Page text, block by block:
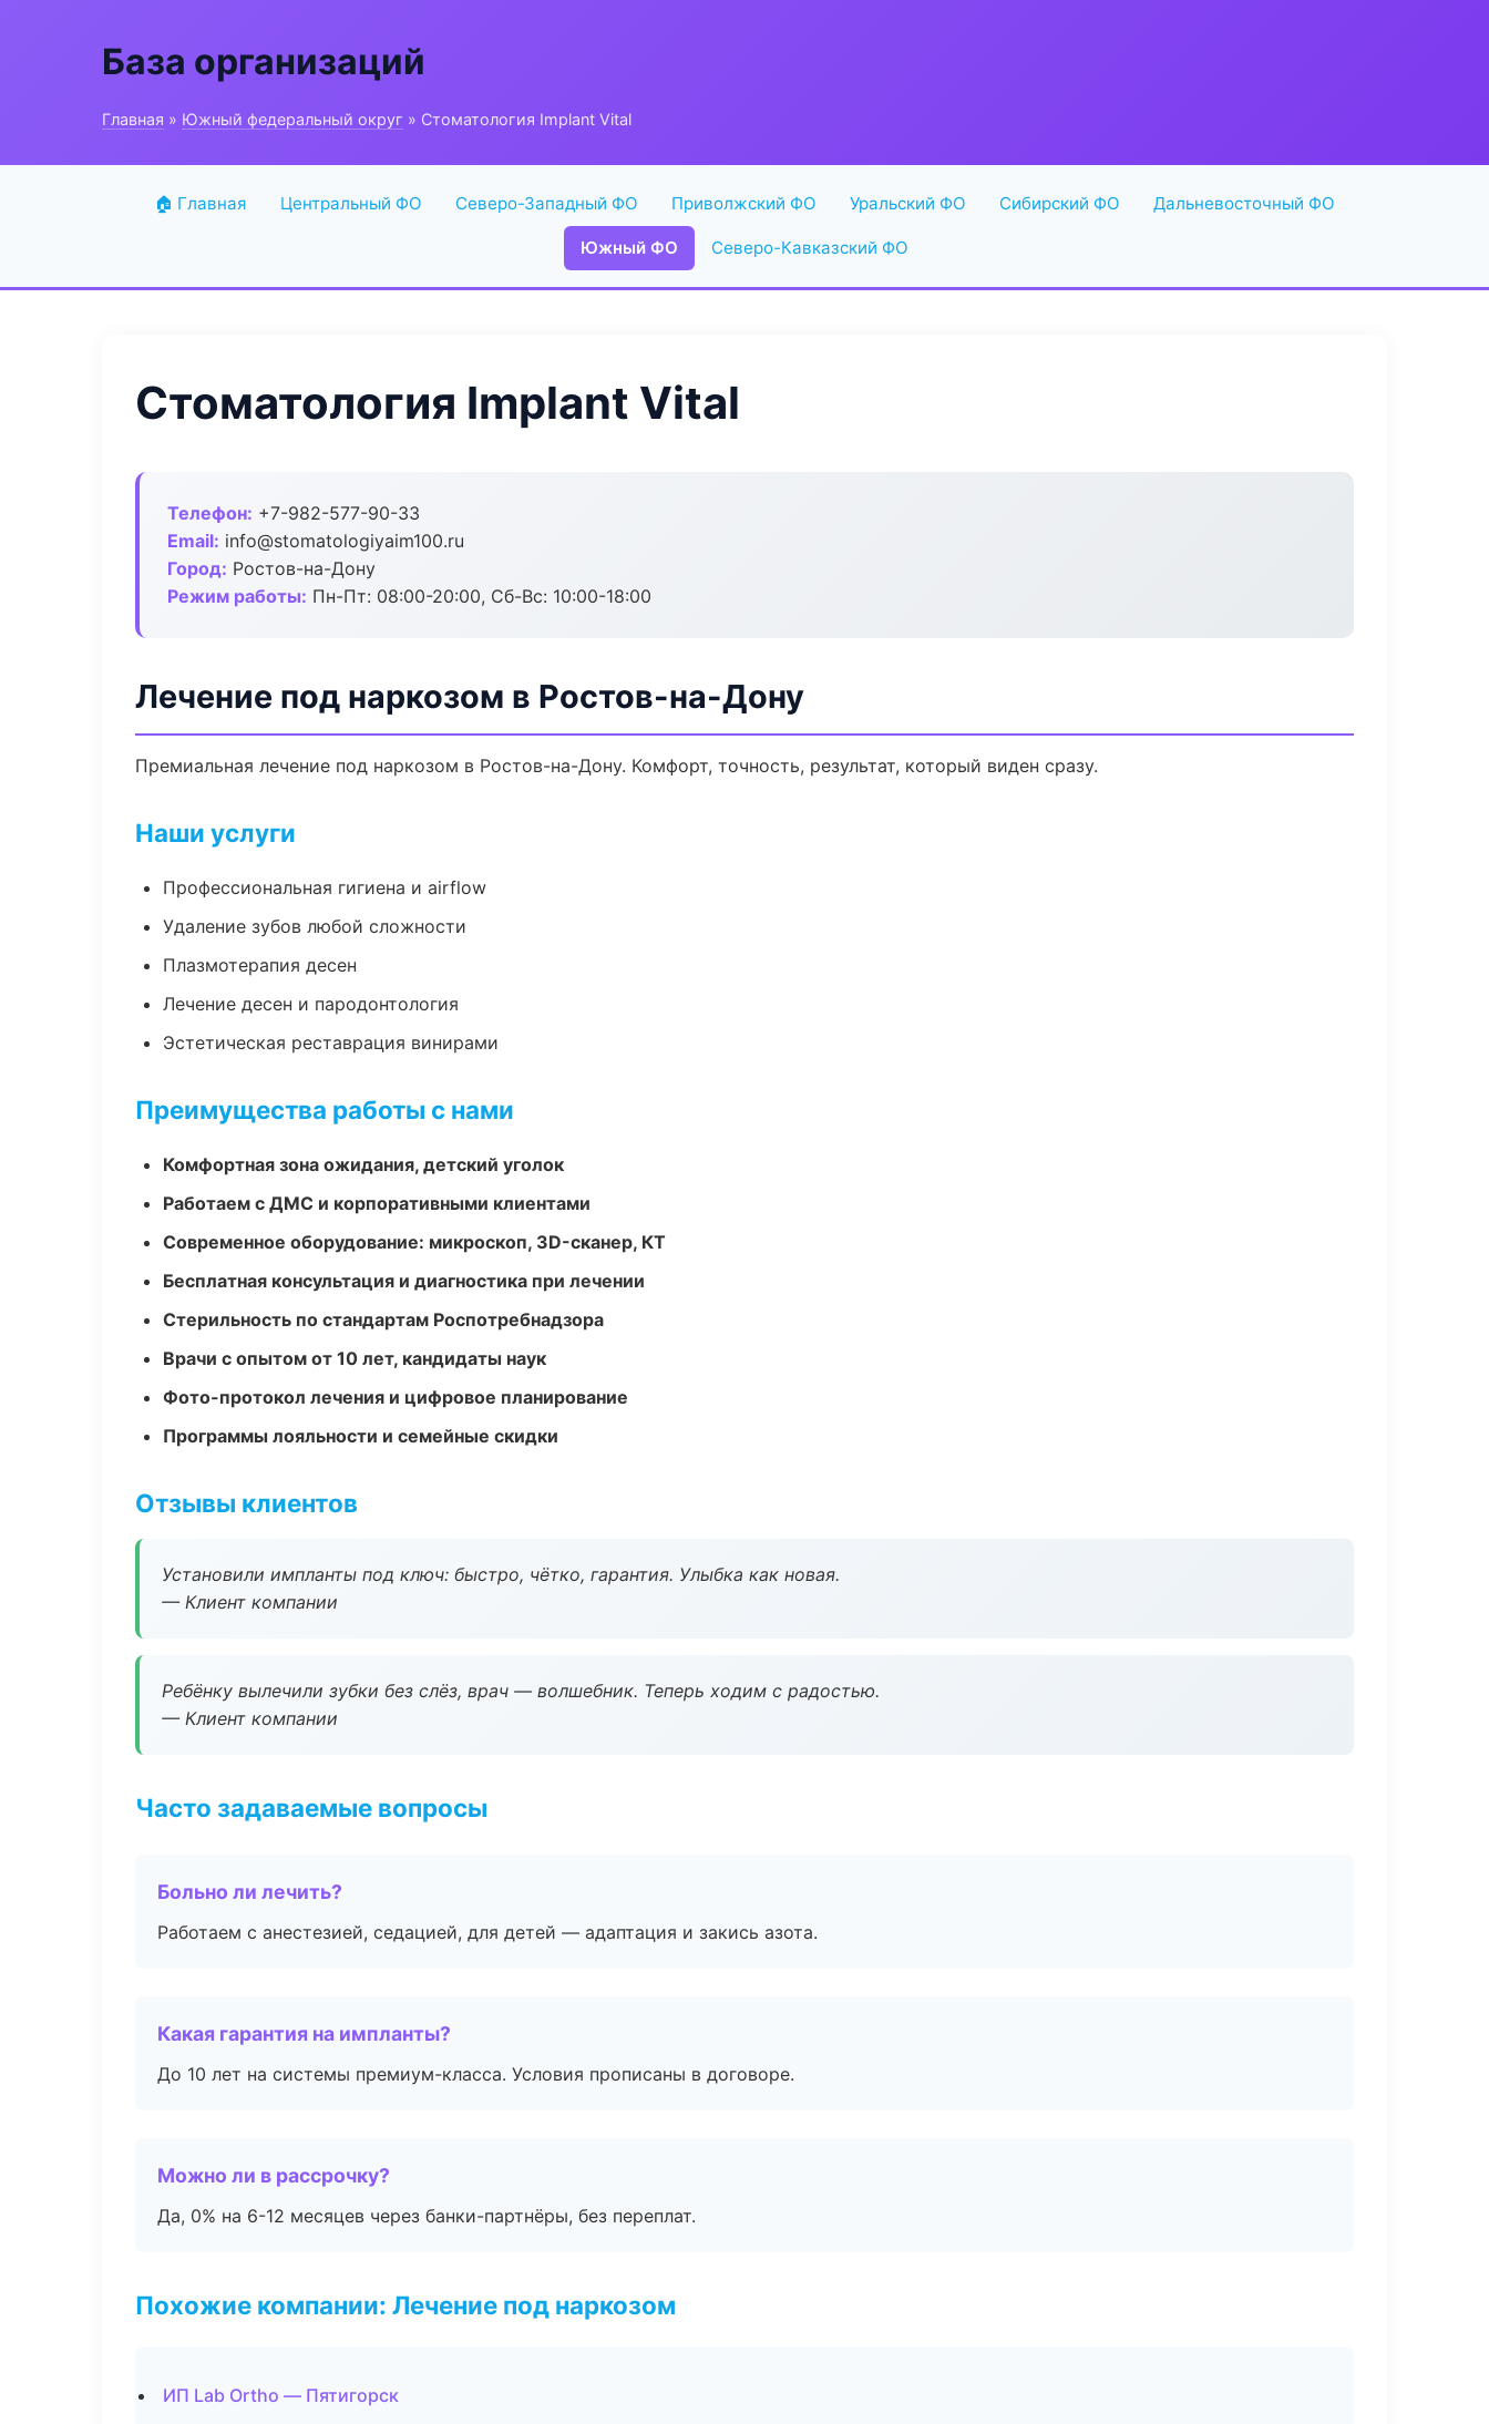
База организаций
Главная » Южный федеральный округ » Стоматология Implant Vital
🏠 Главная Центральный ФО Северо-Западный ФО Приволжский ФО Уральский ФО Сибирский ФО Дальневосточный ФО
Южный ФО Северо-Кавказский ФО
Стоматология Implant Vital
Телефон: +7-982-577-90-33
Email: info@stomatologiyaim100.ru
Город: Ростов-на-Дону
Режим работы: Пн-Пт: 08:00-20:00, Сб-Вс: 10:00-18:00
Лечение под наркозом в Ростов-на-Дону
Премиальная лечение под наркозом в Ростов-на-Дону. Комфорт, точность, результат, который виден сразу.
Наши услуги
Профессиональная гигиена и airflow
Удаление зубов любой сложности
Плазмотерапия десен
Лечение десен и пародонтология
Эстетическая реставрация винирами
Преимущества работы с нами
Комфортная зона ожидания, детский уголок
Работаем с ДМС и корпоративными клиентами
Современное оборудование: микроскоп, 3D-сканер, КТ
Бесплатная консультация и диагностика при лечении
Стерильность по стандартам Роспотребнадзора
Врачи с опытом от 10 лет, кандидаты наук
Фото-протокол лечения и цифровое планирование
Программы лояльности и семейные скидки
Отзывы клиентов
Установили импланты под ключ: быстро, чётко, гарантия. Улыбка как новая.
— Клиент компании
Ребёнку вылечили зубки без слёз, врач — волшебник. Теперь ходим с радостью.
— Клиент компании
Часто задаваемые вопросы
Больно ли лечить?
Работаем с анестезией, седацией, для детей — адаптация и закись азота.
Какая гарантия на импланты?
До 10 лет на системы премиум-класса. Условия прописаны в договоре.
Можно ли в рассрочку?
Да, 0% на 6-12 месяцев через банки-партнёры, без переплат.
Похожие компании: Лечение под наркозом
ИП Lab Ortho — Пятигорск